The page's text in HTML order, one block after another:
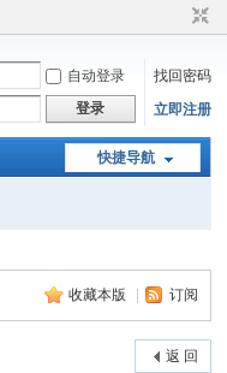
自动登录
找回密码
登录 立即注册
快捷导航
收藏本版 订阅
返 回